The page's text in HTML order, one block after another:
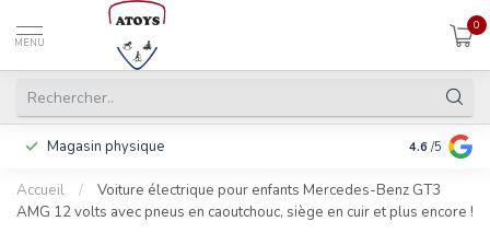
MENU
0
Magasin physique Y compris
4.6 /5
Accueil /
Voiture électrique pour enfants Mercedes-Benz GT3
AMG 12 volts avec pneus en caoutchouc, siège en cuir et plus encore !